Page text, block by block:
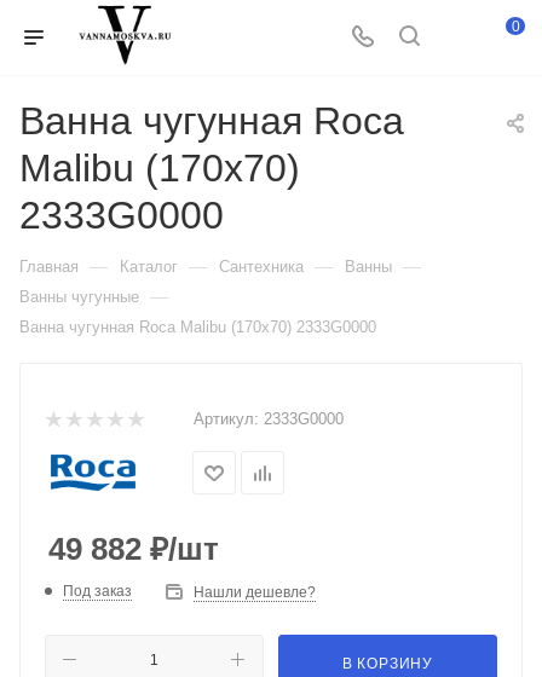
0
Ванна чугунная Roca
Malibu (170х70)
2333G0000
Главная — Каталог — Сантехника — Ванны —
Ванны чугунные —
Ванна чугунная Roca Malibu (170х70) 2333G0000
Артикул: 2333G0000
49 882 ₽/шт
Под заказ Нашли дешевле?
В КОРЗИНУ